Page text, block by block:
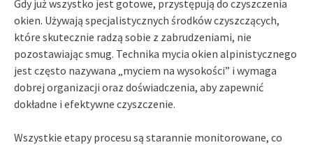
Gdy już wszystko jest gotowe, przystępują do czyszczenia
okien. Używają specjalistycznych środków czyszczących,
które skutecznie radzą sobie z zabrudzeniami, nie
pozostawiając smug. Technika mycia okien alpinistycznego
jest często nazywana „myciem na wysokości” i wymaga
dobrej organizacji oraz doświadczenia, aby zapewnić
dokładne i efektywne czyszczenie.
Wszystkie etapy procesu są starannie monitorowane, co